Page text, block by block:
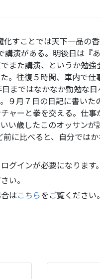
すことでは天下一品の
がある。明後日は『あ
また講演、というか勉
。往復５時間、車内で
まではなかなか勤勉な
９月７日の日記に書い
ャーと拳を交える。仕
い歳したこのオッサン
に比べると、自分ではか
グインが必要になりま
い。
はこちらをご覧ください。